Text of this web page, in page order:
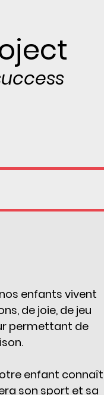
enfants vivent
de joie, de jeu
permettant de
enfant connaît
son sport et sa